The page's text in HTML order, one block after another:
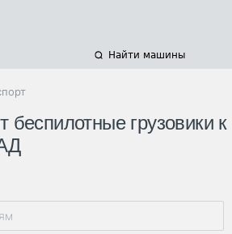
Найти машины
беспилотные грузовики к